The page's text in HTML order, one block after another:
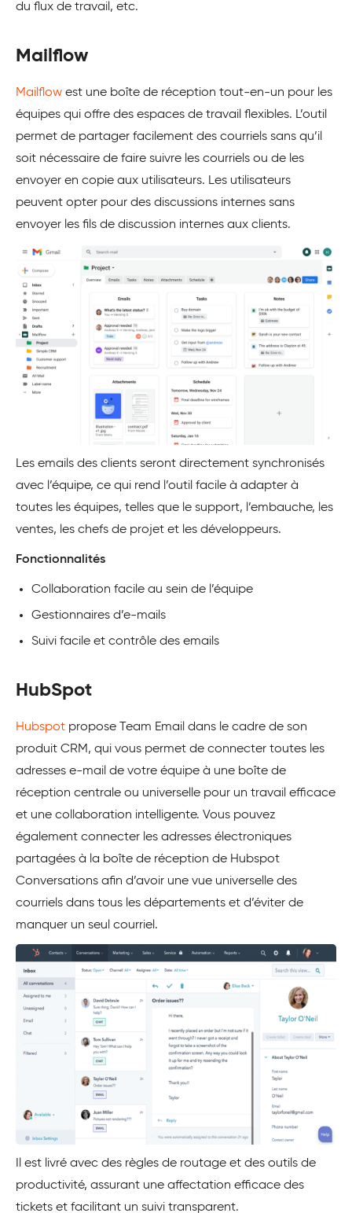
du flux de travail, etc.
Mailflow
Mailflow est une boîte de réception tout-en-un pour les
équipes qui offre des espaces de travail flexibles. L’outil
permet de partager facilement des courriels sans qu’il
soit nécessaire de faire suivre les courriels ou de les
envoyer en copie aux utilisateurs. Les utilisateurs
peuvent opter pour des discussions internes sans
envoyer les fils de discussion internes aux clients.
Les emails des clients seront directement synchronisés
avec l’équipe, ce qui rend l’outil facile à adapter à
toutes les équipes, telles que le support, l’embauche, les
ventes, les chefs de projet et les développeurs.
Fonctionnalités
Collaboration facile au sein de l’équipe
Gestionnaires d’e-mails
Suivi facile et contrôle des emails
HubSpot
Hubspot propose Team Email dans le cadre de son
produit CRM, qui vous permet de connecter toutes les
adresses e-mail de votre équipe à une boîte de
réception centrale ou universelle pour un travail efficace
et une collaboration intelligente. Vous pouvez
également connecter les adresses électroniques
partagées à la boîte de réception de Hubspot
Conversations afin d’avoir une vue universelle des
courriels dans tous les départements et d’éviter de
manquer un seul courriel.
Il est livré avec des règles de routage et des outils de
productivité, assurant une affectation efficace des
tickets et facilitant un suivi transparent.